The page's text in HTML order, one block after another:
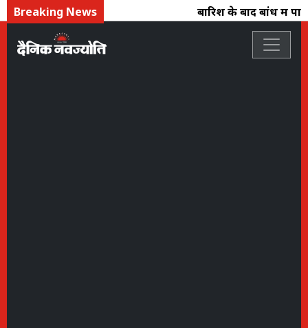
Breaking News बारिश के बाद बांध में